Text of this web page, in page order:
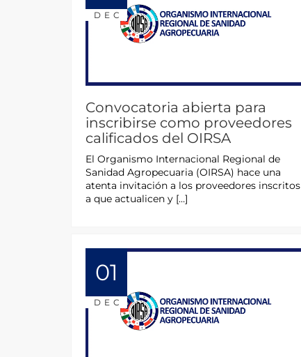
DEC
Convocatoria abierta para
inscribirse como proveedores
calificados del OIRSA
El Organismo Internacional Regional de
Sanidad Agropecuaria (OIRSA) hace una
atenta invitación a los proveedores inscritos
a que actualicen y […]
01
DEC